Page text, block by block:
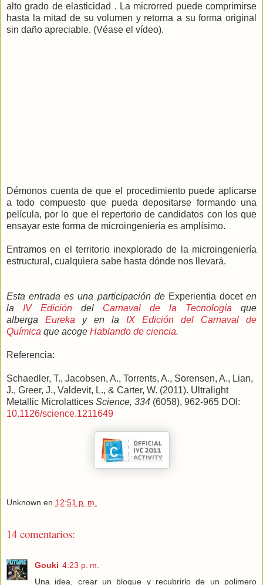
alto grado de elasticidad . La microrred puede comprimirse
hasta la mitad de su volumen y retorna a su forma original
sin daño apreciable. (Véase el vídeo).
Démonos cuenta de que el procedimiento puede aplicarse
a todo compuesto que pueda depositarse formando una
película, por lo que el repertorio de candidatos con los que
ensayar este forma de microingeniería es amplísimo.
Entramos en el territorio inexplorado de la microingeniería
estructural, cualquiera sabe hasta dónde nos llevará.
Esta entrada es una participación de Experientia doceten
la IV Edición del Carnaval de la Tecnología que
alberga Eureka y en la IX Edición del Carnaval de
Química que acoge Hablando de ciencia.
Referencia:
Schaedler, T., Jacobsen, A., Torrents, A., Sorensen, A., Lian,
J., Greer, J., Valdevit, L., & Carter, W. (2011). Ultralight
Metallic Microlattices Science, 334 (6058), 962-965 DOI:
10.1126/science.1211649
Unknown en 12:51 p. m.
14 comentarios:
Gouki 4:23 p. m.
Una idea, crear un bloque y recubrirlo de un polimero